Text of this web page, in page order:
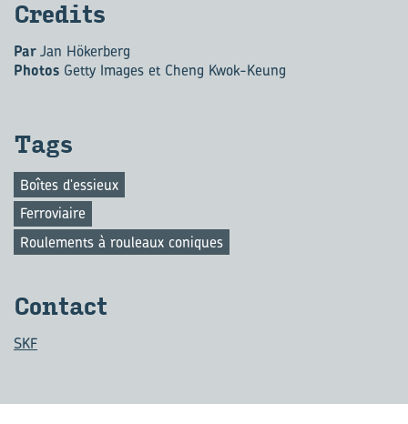
Cre­dits
ParJan Hökerberg
Photos Getty Images et Cheng Kwok-Keung
Tags
Boîtes d'essieux
Ferroviaire
Roulements à rouleaux coniques
Contact
SKF